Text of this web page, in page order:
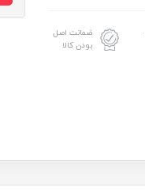
ضمانت اصل
بودن کالا